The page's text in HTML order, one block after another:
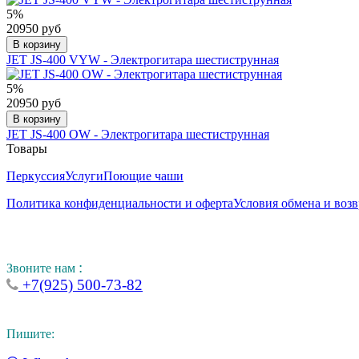
5%
20950 руб
В корзину
JET JS-400 VYW - Электрогитара шестиструнная
5%
20950 руб
В корзину
JET JS-400 OW - Электрогитара шестиструнная
Товары
ПеркуссияУслугиПоющие чаши
Политика конфиденциальности и офертаУсловия обмена и
Звоните нам :
+7(925) 500-73-82
Пишите: